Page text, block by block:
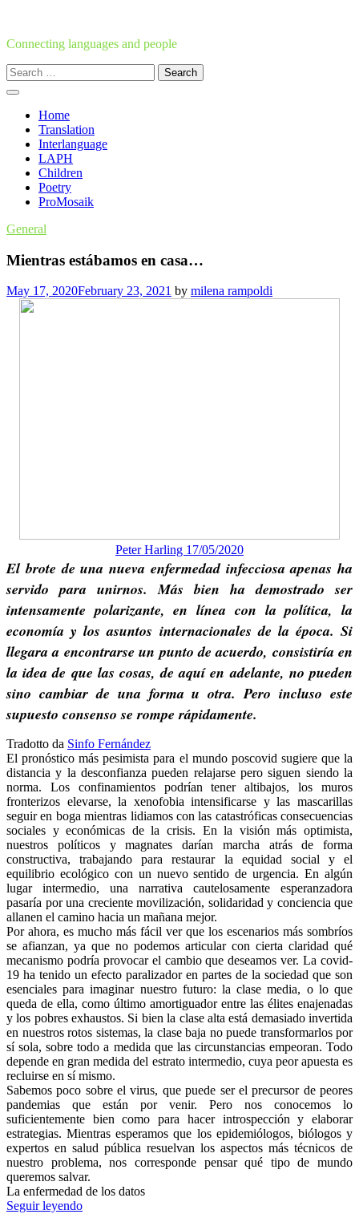
content
Connecting languages and people
Search
for:
Home
Translation
Interlanguage
LAPH
Children
Poetry
ProMosaik
General
Mientras estábamos en casa…
May 17, 2020February 23, 2021 by milena rampoldi
Peter Harling 17/05/2020
El brote de una nueva enfermedad infecciosa apenas ha
servido para unirnos. Más bien ha demostrado ser
intensamente polarizante, en línea con la política, la
economía y los asuntos internacionales de la época. Si
llegara a encontrarse un punto de acuerdo, consistiría en
la idea de que las cosas, de aquí en adelante, no pueden
sino cambiar de una forma u otra. Pero incluso este
supuesto consenso se rompe rápidamente.
Tradotto da Sinfo Fernández
El pronóstico más pesimista para el mundo poscovid sugiere que la
distancia y la desconfianza pueden relajarse pero siguen siendo la
norma. Los confinamientos podrían tener altibajos, los muros
fronterizos elevarse, la xenofobia intensificarse y las mascarillas
seguir en boga mientras lidiamos con las catastróficas consecuencias
sociales y económicas de la crisis. En la visión más optimista,
nuestros políticos y magnates darían marcha atrás de forma
constructiva, trabajando para restaurar la equidad social y el
equilibrio ecológico con un nuevo sentido de urgencia. En algún
lugar intermedio, una narrativa cautelosamente esperanzadora
pasaría por una creciente movilización, solidaridad y conciencia que
allanen el camino hacia un mañana mejor.
Por ahora, es mucho más fácil ver que los escenarios más sombríos
se afianzan, ya que no podemos articular con cierta claridad qué
mecanismo podría provocar el cambio que deseamos ver. La covid-
19 ha tenido un efecto paralizador en partes de la sociedad que son
esenciales para imaginar nuestro futuro: la clase media, o lo que
queda de ella, como último amortiguador entre las élites enajenadas
y los pobres exhaustos. Si bien la clase alta está demasiado invertida
en nuestros rotos sistemas, la clase baja no puede transformarlos por
sí sola, sobre todo a medida que las circunstancias empeoran. Todo
depende en gran medida del estrato intermedio, cuya peor apuesta es
recluirse en sí mismo.
Sabemos poco sobre el virus, que puede ser el precursor de peores
pandemias que están por venir. Pero nos conocemos lo
suficientemente bien como para hacer introspección y elaborar
estrategias. Mientras esperamos que los epidemiólogos, biólogos y
expertos en salud pública resuelvan los aspectos más técnicos de
nuestro problema, nos corresponde pensar qué tipo de mundo
queremos salvar.
La enfermedad de los datos
Seguir leyendo